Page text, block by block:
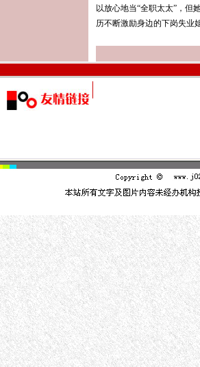
以放心地当“全职太太”，但
历不断激励身边的下岗失业